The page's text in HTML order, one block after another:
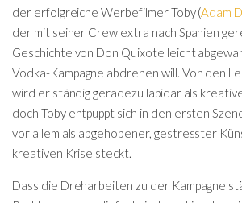
der erfolgreiche Werbefilmer Toby (Adam
der mit seiner Crew extra nach Spanien
Geschichte von Don Quixote leicht
Vodka-Kampagne abdrehen will. Von den
wird er ständig geradezu lapidar als
doch Toby entpuppt sich in den ersten
vor allem als abgehobener, gestresster
kreativen Krise steckt.
Dass die Dreharbeiten zu der Kampagne